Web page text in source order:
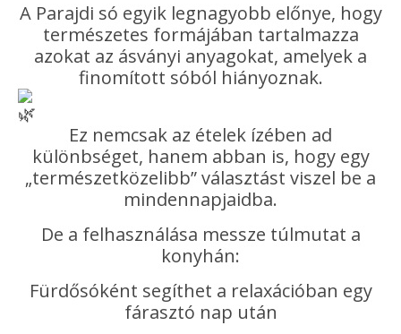
A Parajdi só egyik legnagyobb előnye, hogy
természetes formájában tartalmazza
azokat az ásványi anyagokat, amelyek a
finomított sóból hiányoznak.
Ez nemcsak az ételek ízében ad
különbséget, hanem abban is, hogy egy
„természetközelibb” választást viszel be a
mindennapjaidba.
De a felhasználása messze túlmutat a
konyhán:
Fürdősóként segíthet a relaxációban egy
fárasztó nap után